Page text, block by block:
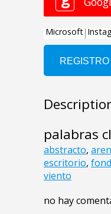
palabras
abstracto,
escritorio,
viento
no hay